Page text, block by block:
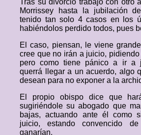
Tras su divorcio trabajó con otro
Morrissey hasta la jubilación
tenido tan solo 4 casos en los
habiéndolos perdido todos, pues
El caso, piensan, le viene
cree que no irán a juicio,
pero como tiene pánico a ir a
querrá llegar a un acuerdo, algo
desean para no exponer a la
El propio obispo dice que
sugiriéndole su abogado que
bajas, actuando ante él como
juicio, estando convencido
ganarían.